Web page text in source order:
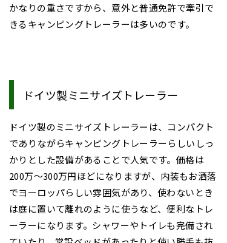
かなりの重さですから、意外と普通免許で牽引で
きるキャンピングトレーラーは多いのです。
ドイツ製ミニサイズトレーラー
ドイツ製のミニサイズトレーラーは、コンパクト
でありながらキャンピングトレーラーらしいしっ
かりとした設備があることで人気です。価格は
200万～300万円ほどになりますが、内装もお洒落
でヨーロッパらしい雰囲気があり、使わないとき
は庭に置いて離れのように使うなど、便利なトレ
ーラーになります。シャワーやトイレも完備され